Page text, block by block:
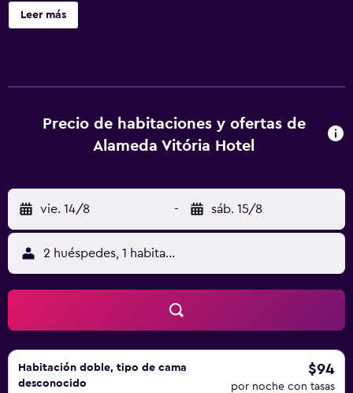
o lounge, un centro de negocios y una zona para
conferencias. No se ofrece servicio de limpieza. Alameda
de ducha tipo lluvia, artículos de higiene personal
gratuitos y secador de pelo. Los huéspedes pueden
tabla de planchar con plancha y cortinas opacas. Los
servicios de ocio y esparcimiento en este hotel incluyen
una piscina al aire libre y gimnasio.
Leer más
Precio de habitaciones y ofertas de
Alameda Vitória Hotel
vie. 14/8 - sáb. 15/8
2 huéspedes, 1 habitación
Habitación doble, tipo de cama
desconocido
$94
por noche con tasas